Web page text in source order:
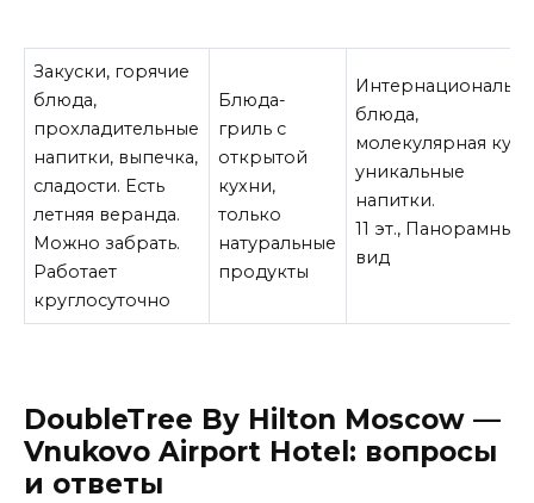
Закуски, горячие
блюда,
прохладительные
напитки, выпечка,
сладости. Есть
летняя веранда.
Можно забрать.
Работает
круглосуточно
Блюда-
гриль с
открытой
кухни,
только
натуральные
продукты
блюда,
молекулярная
уникальные
напитки.
11 эт., Панорамный
вид
DoubleTree By Hilton Moscow —
Vnukovo Airport Hotel: вопросы
и ответы